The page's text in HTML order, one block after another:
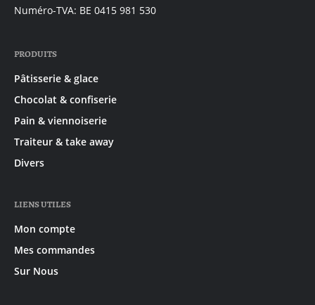
Numéro-TVA: BE 0415 981 530
PRODUITS
Pâtisserie & glace
Chocolat & confiserie
Pain & viennoiserie
Traiteur & take away
Divers
LIENS UTILES
Mon compte
Mes commandes
Sur Nous